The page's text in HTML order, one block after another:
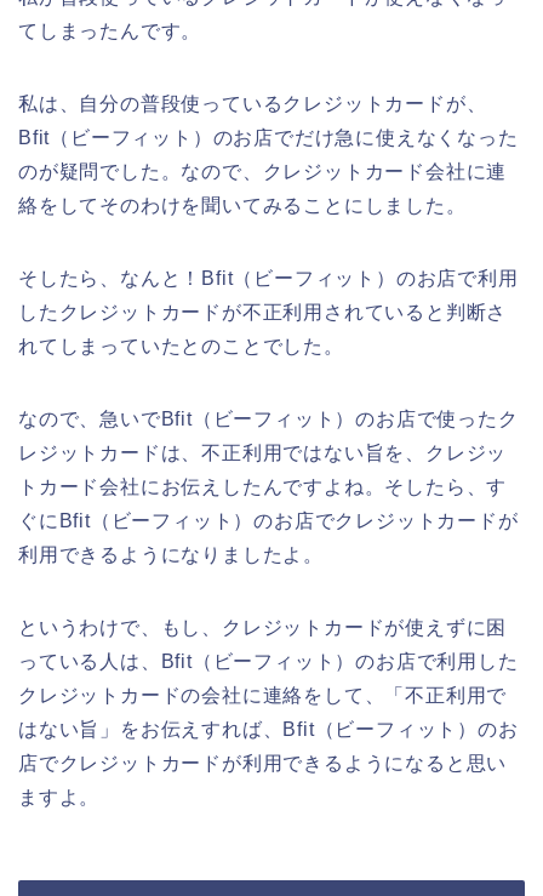
てしまったんです。
私は、自分の普段使っているクレジットカードが、
Bfit（ビーフィット）のお店でだけ急に使えなくなった
のが疑問でした。なので、クレジットカード会社に連
絡をしてそのわけを聞いてみることにしました。
そしたら、なんと！Bfit（ビーフィット）のお店で利用
したクレジットカードが不正利用されていると判断さ
れてしまっていたとのことでした。
なので、急いでBfit（ビーフィット）のお店で使ったク
レジットカードは、不正利用ではない旨を、クレジッ
トカード会社にお伝えしたんですよね。そしたら、す
ぐにBfit（ビーフィット）のお店でクレジットカードが
利用できるようになりましたよ。
というわけで、もし、クレジットカードが使えずに困
っている人は、Bfit（ビーフィット）のお店で利用した
クレジットカードの会社に連絡をして、「不正利用で
はない旨」をお伝えすれば、Bfit（ビーフィット）のお
店でクレジットカードが利用できるようになると思い
ますよ。